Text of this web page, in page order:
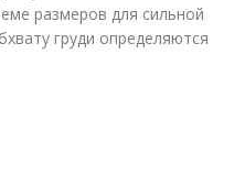
размеров для сильной
груди определяются